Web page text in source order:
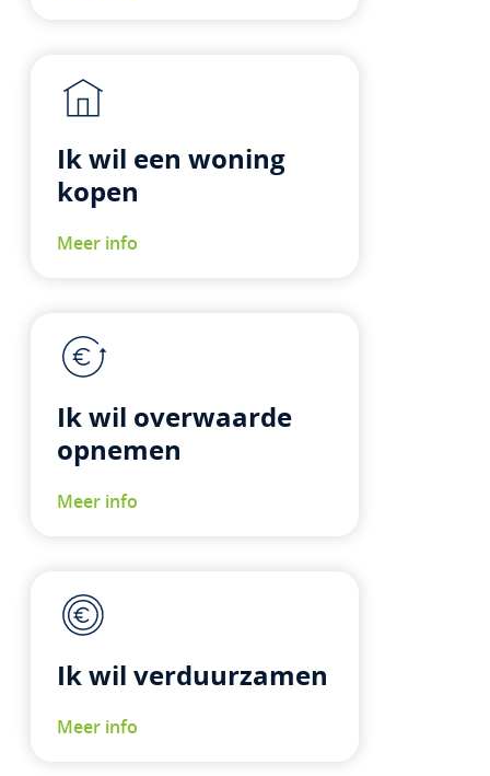
Ik wil een woning
kopen
Meer info
Ik wil overwaarde
opnemen
Meer info
Ik wil verduurzamen
Meer info